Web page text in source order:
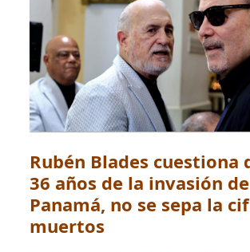
Rubén Blades cuestiona
36 años de la invasión de
Panamá, no se sepa la
muertos